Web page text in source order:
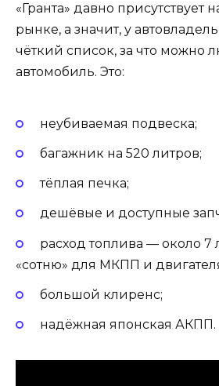
«Гранта» давно присутствует
рынке, а значит, у
чёткий список, за что можно
автомобиль. Это:
неубиваемая подвеска;
багажник на 520 литров;
тёплая печка;
дешёвые и доступные
расход топлива — около 7
«сотню» для МКПП и
большой клиренс;
надёжная японская АКПП.